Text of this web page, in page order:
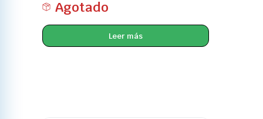
Agotado
Leer más